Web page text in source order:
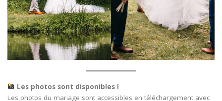
Les photos sont disponibles !
Les photos du mariage sont accessibles en téléchargement avec